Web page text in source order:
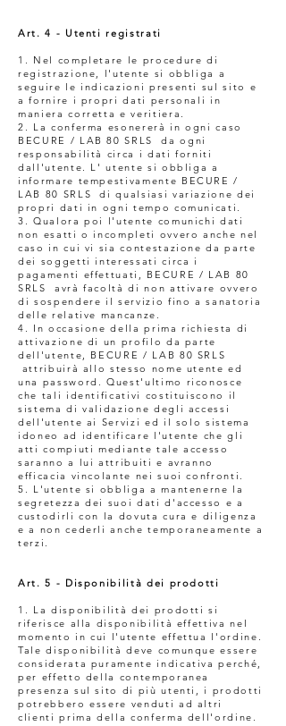
Art. 4 - Utenti registrati
1. Nel completare le procedure di
registrazione, l'utente si obbliga a
seguire le indicazioni presenti sul sito e
a fornire i propri dati personali in
maniera corretta e veritiera.
2. La conferma esonererà in ogni caso
BECURE / LAB 80 SRLS da ogni
responsabilità circa i dati forniti
dall'utente. L' utente si obbliga a
informare tempestivamente BECURE /
LAB 80 SRLS di qualsiasi variazione dei
propri dati in ogni tempo comunicati.
3. Qualora poi l'utente comunichi dati
non esatti o incompleti ovvero anche nel
caso in cui vi sia contestazione da parte
dei soggetti interessati circa i
pagamenti effettuati, BECURE / LAB 80
SRLS avrà facoltà di non attivare ovvero
di sospendere il servizio fino a sanatoria
delle relative mancanze.
4. In occasione della prima richiesta di
attivazione di un profilo da parte
dell'utente, BECURE / LAB 80 SRLS
attribuirà allo stesso nome utente ed
una password. Quest'ultimo riconosce
che tali identificativi costituiscono il
sistema di validazione degli accessi
dell'utente ai Servizi ed il solo sistema
idoneo ad identificare l'utente che gli
atti compiuti mediante tale accesso
saranno a lui attribuiti e avranno
efficacia vincolante nei suoi confronti.
5. L'utente si obbliga a mantenerne la
segretezza dei suoi dati d'accesso e a
custodirli con la dovuta cura e diligenza
e a non cederli anche temporaneamente a
terzi.
Art. 5 - Disponibilità dei prodotti
1. La disponibilità dei prodotti si
riferisce alla disponibilità effettiva nel
momento in cui l'utente effettua l'ordine.
Tale disponibilità deve comunque essere
considerata puramente indicativa perché,
per effetto della contemporanea
presenza sul sito di più utenti, i prodotti
potrebbero essere venduti ad altri
clienti prima della conferma dell'ordine.